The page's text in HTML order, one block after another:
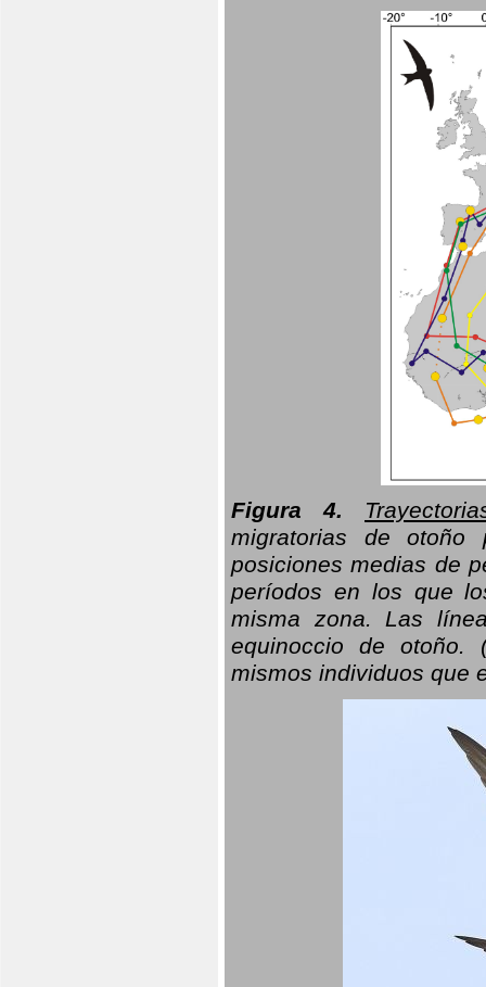
Figura 4.
migratorias de otoño
posiciones medias de
períodos en los que
misma zona. Las
equinoccio de otoño.
mismos individuos que